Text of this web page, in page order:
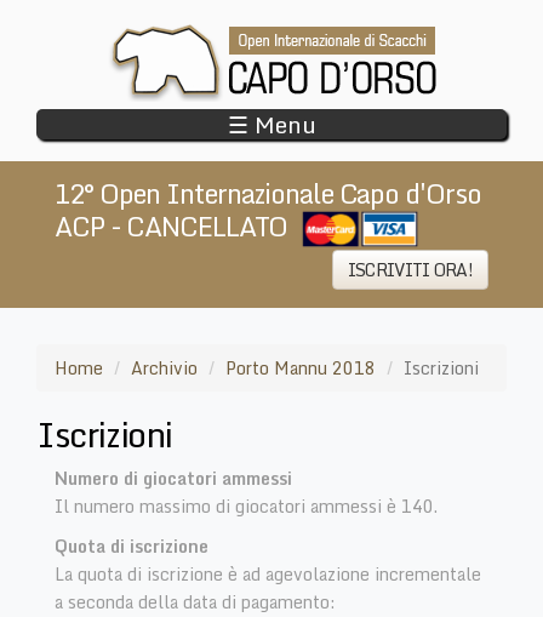
☰ Menu
12° Open Internazionale Capo d'Orso
ACP - CANCELLATO
ISCRIVITI ORA!
Home Archivio Porto Mannu 2018 Iscrizioni
Iscrizioni
Numero di giocatori ammessi
Il numero massimo di giocatori ammessi è 140.
Quota di iscrizione
La quota di iscrizione è ad agevolazione incrementale
a seconda della data di pagamento:​